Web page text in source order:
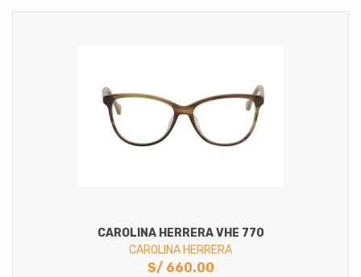
CAROLINA HERRERA VHE 770
CAROLINA HERRERA
S/ 660.00